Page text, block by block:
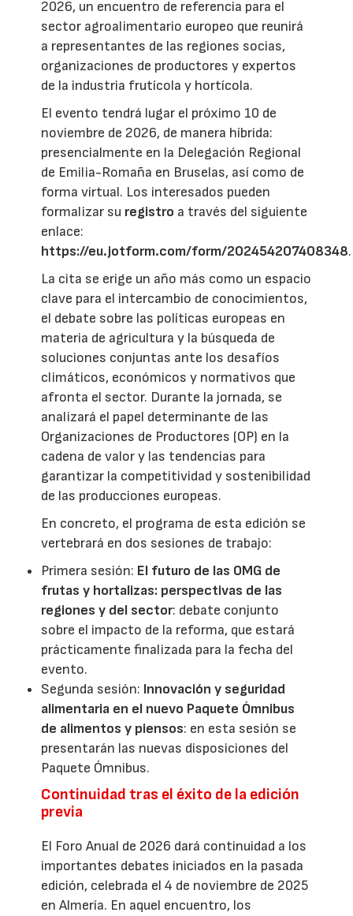
2026, un encuentro de referencia para el
sector agroalimentario europeo que reunirá
a representantes de las regiones socias,
organizaciones de productores y expertos
de la industria frutícola y hortícola.
El evento tendrá lugar el próximo 10 de
noviembre de 2026, de manera híbrida:
presencialmente en la Delegación Regional
de Emilia-Romaña en Bruselas, así como de
forma virtual. Los interesados pueden
formalizar su registro a través del siguiente
enlace:
https://eu.jotform.com/form/202454207408348.
La cita se erige un año más como un espacio
clave para el intercambio de conocimientos,
el debate sobre las políticas europeas en
materia de agricultura y la búsqueda de
soluciones conjuntas ante los desafíos
climáticos, económicos y normativos que
afronta el sector. Durante la jornada, se
analizará el papel determinante de las
Organizaciones de Productores (OP) en la
cadena de valor y las tendencias para
garantizar la competitividad y sostenibilidad
de las producciones europeas.
En concreto, el programa de esta edición se
vertebrará en dos sesiones de trabajo:
Primera sesión: El futuro de las OMG de
frutas y hortalizas: perspectivas de las
regiones y del sector: debate conjunto
sobre el impacto de la reforma, que estará
prácticamente finalizada para la fecha del
evento.
Segunda sesión: Innovación y seguridad
alimentaria en el nuevo Paquete Ómnibus
de alimentos y piensos: en esta sesión se
presentarán las nuevas disposiciones del
Paquete Ómnibus.
Continuidad tras el éxito de la edición
previa
El Foro Anual de 2026 dará continuidad a los
importantes debates iniciados en la pasada
edición, celebrada el 4 de noviembre de 2025
en Almería. En aquel encuentro, los